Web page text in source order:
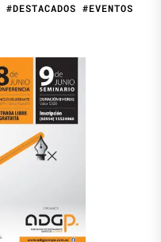
#DESTACADOS #EVENTOS